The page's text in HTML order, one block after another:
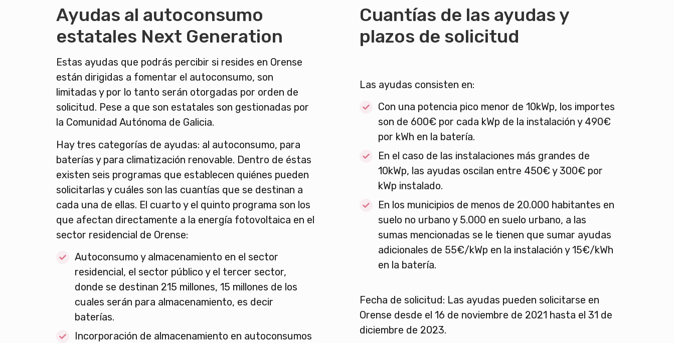
Ayudas al autoconsumo
estatales Next Generation
Estas ayudas que podrás percibir si resides en Orense
están dirigidas a fomentar el autoconsumo, son
limitadas y por lo tanto serán otorgadas por orden de
solicitud. Pese a que son estatales son gestionadas por
la Comunidad Autónoma de Galicia.
Hay tres categorías de ayudas: al autoconsumo, para
baterías y para climatización renovable. Dentro de éstas
existen seis programas que establecen quiénes pueden
solicitarlas y cuáles son las cuantías que se destinan a
cada una de ellas. El cuarto y el quinto programa son los
que afectan directamente a la energía fotovoltaica en el
sector residencial de Orense:
Autoconsumo y almacenamiento en el sector
residencial, el sector público y el tercer sector,
donde se destinan 215 millones, 15 millones de los
cuales serán para almacenamiento, es decir
baterías.
Incorporación de almacenamiento en autoconsumos
Cuantías de las ayudas y
plazos de solicitud
Las ayudas consisten en:
Con una potencia pico menor de 10kWp, los importes
son de 600€ por cada kWp de la instalación y 490€
por kWh en la batería.
En el caso de las instalaciones más grandes de
10kWp, las ayudas oscilan entre 450€ y 300€ por
kWp instalado.
En los municipios de menos de 20.000 habitantes en
suelo no urbano y 5.000 en suelo urbano, a las
sumas mencionadas se le tienen que sumar ayudas
adicionales de 55€/kWp en la instalación y 15€/kWh
en la batería.
Fecha de solicitud: Las ayudas pueden solicitarse en
Orense desde el 16 de noviembre de 2021 hasta el 31 de
diciembre de 2023.